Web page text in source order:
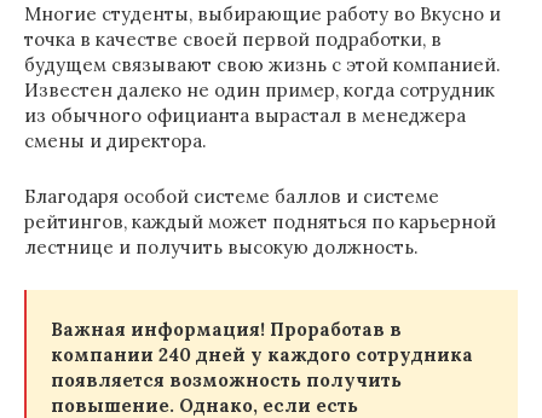
Многие студенты, выбирающие работу во Вкусно и
точка в качестве своей первой подработки, в
будущем связывают свою жизнь с этой компанией.
Известен далеко не один пример, когда сотрудник
из обычного официанта вырастал в менеджера
смены и директора.
Благодаря особой системе баллов и системе
рейтингов, каждый может подняться по карьерной
лестнице и получить высокую должность.
Важная информация! Проработав в
компании 240 дней у каждого сотрудника
появляется возможность получить
повышение. Однако, если есть